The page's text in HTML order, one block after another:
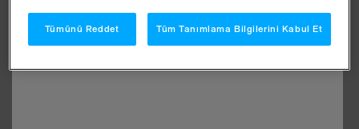
Tümünü Reddet Tüm Tanımlama Bilgilerini Kabul Et